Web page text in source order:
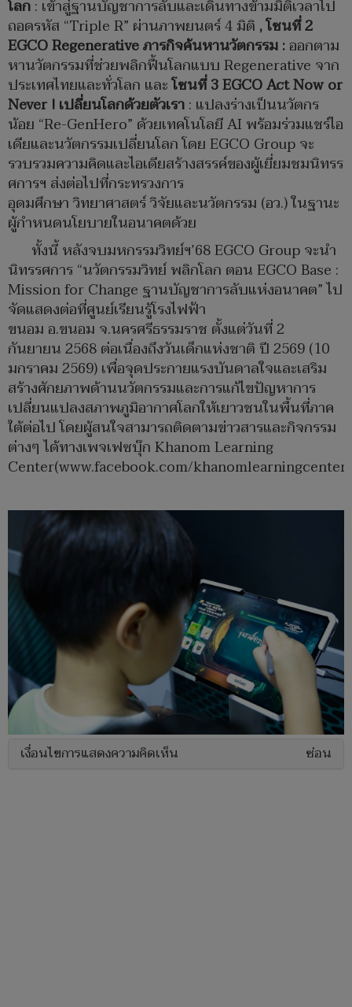
โลก: เข้าสู่ฐานบัญชาการลับและเดินทางข้ามมิติเวลาไป
ถอดรหัส “Triple R” ผ่านภาพยนตร์ 4 มิติ ,โซนที่2
EGCO Regenerativeภารกิจค้นหานวัตกรรม:ออกตาม
หานวัตกรรมที่ช่วยพลิกฟื้นโลกแบบ Regenerative จาก
ประเทศไทยและทั่วโลก และโซนที่3 EGCO Act Now or
Never !เปลี่ยนโลกด้วยตัวเรา: แปลงร่างเป็นนวัตกร
น้อย “Re-GenHero” ด้วยเทคโนโลยี AI พร้อมร่วมแชร์ไอ
เดียและนวัตกรรมเปลี่ยนโลก โดย EGCO Group จะ
รวบรวมความคิดและไอเดียสร้างสรรค์ของผู้เยี่ยมชมนิทรร
ศการฯ ส่งต่อไปที่กระทรวงการ
อุดมศึกษา วิทยาศาสตร์ วิจัยและนวัตกรรม (อว.) ในฐานะ
ผู้กำหนดนโยบายในอนาคตด้วย
ทั้งนี้ หลังจบมหกรรมวิทย์ฯ’68 EGCO Group จะนำ
นิทรรศการ “นวัตกรรมวิทย์ พลิกโลก ตอน EGCO Base :
Mission for Change ฐานบัญชาการลับแห่งอนาคต” ไป
จัดแสดงต่อที่ศูนย์เรียนรู้โรงไฟฟ้า
ขนอม อ.ขนอม จ.นครศรีธรรมราช ตั้งแต่วันที่ 2
กันยายน 2568 ต่อเนื่องถึงวันเด็กแห่งชาติ ปี 2569 (10
มกราคม 2569) เพื่อจุดประกายแรงบันดาลใจและเสริม
สร้างศักยภาพด้านนวัตกรรมและการแก้ไขปัญหาการ
เปลี่ยนแปลงสภาพภูมิอากาศโลกให้เยาวชนในพื้นที่ภาค
ใต้ต่อไป โดยผู้สนใจสามารถติดตามข่าวสารและกิจกรรม
ต่างๆ ได้ทางเพจเฟซบุ๊ก Khanom Learning
Center(www.facebook.com/khanomlearningcenter)
เงื่อนไขการแสดงความคิดเห็น ซ่อน